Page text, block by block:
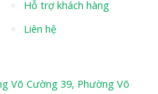
Hỗ trợ khách hàng
Liên hệ
Võ Cường 39, Phường Võ